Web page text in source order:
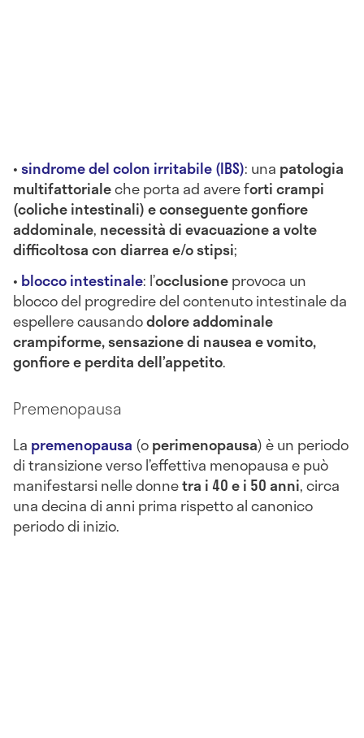
•sindrome del colon irritabile (IBS): una patologia
multifattorialeche porta ad avere forti crampi
(coliche intestinali) e conseguente gonfiore
addominale, necessità di evacuazione a volte
difficoltosa con diarrea e/o stipsi;
• blocco intestinale: l’occlusioneprovoca un
blocco del progredire del contenuto intestinale da
espellere causandodolore addominale
crampiforme, sensazione di nausea e vomito,
gonfiore e perdita dell’appetito.
Premenopausa
La premenopausa (operimenopausa) è un periodo
di transizione verso l’effettiva menopausa e può
manifestarsi nelle donnetra i 40 e i 50 anni, circa
una decina di anni prima rispetto al canonico
periodo di inizio.